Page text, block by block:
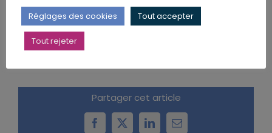
AJOUTER AU CALENDRIER
Partager cet article
Facebook
X LinkedInEmail
Réglages des cookies Tout accepter
Tout rejeter